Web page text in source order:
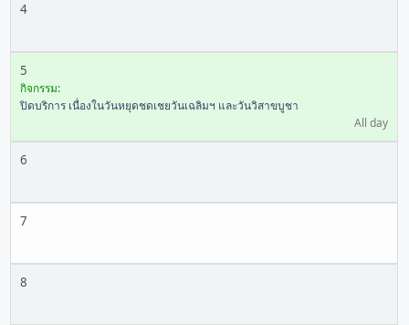
4
5
กิจกรรม:
ปิดบริการ เนื่องในวันหยุดชดเชยวันเฉลิมฯ และวันวิสาขบูชา
All day
6
7
8